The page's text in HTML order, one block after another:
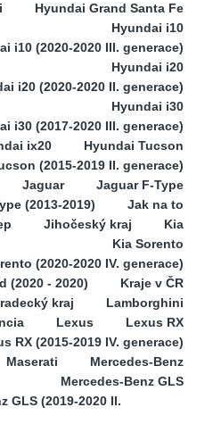
Hyundai Grand Santa Fe
Hyundai i10
i10 (2020-2020 III. generace)
Hyundai i20
i20 (2020-2020 II. generace)
Hyundai i30
i30 (2017-2020 III. generace)
ix20
Hyundai Tucson
(2015-2019 II. generace)
Jaguar
Jaguar F-Type
(2013-2019)
Jak na to
Jihočeský kraj
Kia
Kia Sorento
(2020-2020 IV. generace)
(2020 - 2020)
Kraje v ČR
kraj
Lamborghini
Lexus
Lexus RX
RX (2015-2019 IV. generace)
Maserati
Mercedes-Benz
Mercedes-Benz GLS
GLS (2019-2020 II.